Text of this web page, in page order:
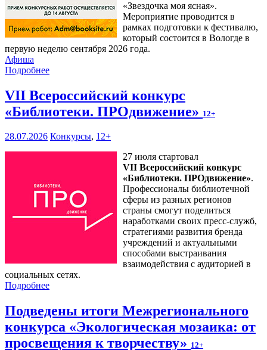
«Звездочка моя ясная».
Мероприятие проводится в
рамках подготовки к фестивалю,
который состоится в Вологде в
первую неделю сентября 2026 года.
Афиша
Подробнее
VII Всероссийский конкурс
«Библиотеки. ПРОдвижение» 12+
28.07.2026 Конкурсы, 12+
27 июля стартовал
VII Всероссийский конкурс
«Библиотеки. ПРОдвижение».
Профессионалы библиотечной
сферы из разных регионов
страны смогут поделиться
наработками своих пресс-служб,
стратегиями развития бренда
учреждений и актуальными
способами выстраивания
взаимодействия с аудиторией в
социальных сетях.
Подробнее
Подведены итоги Межрегионального
конкурса «Экологическая мозаика: от
просвещения к творчеству» 12+